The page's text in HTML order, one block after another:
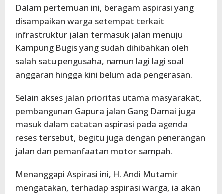
Dalam pertemuan ini, beragam aspirasi yang
disampaikan warga setempat terkait
infrastruktur jalan termasuk jalan menuju
Kampung Bugis yang sudah dihibahkan oleh
salah satu pengusaha, namun lagi lagi soal
anggaran hingga kini belum ada pengerasan.
Selain akses jalan prioritas utama masyarakat,
pembangunan Gapura jalan Gang Damai juga
masuk dalam catatan aspirasi pada agenda
reses tersebut, begitu juga dengan penerangan
jalan dan pemanfaatan motor sampah.
Menanggapi Aspirasi ini, H. Andi Mutamir
mengatakan, terhadap aspirasi warga, ia akan